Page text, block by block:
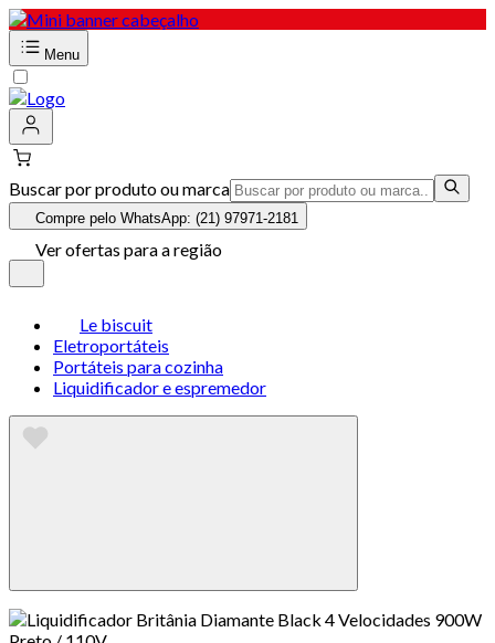
Menu
Buscar por produto ou marca
Compre pelo WhatsApp: (21) 97971-2181
Ver ofertas para a região
Le biscuit
Eletroportáteis
Portáteis para cozinha
Liquidificador e espremedor